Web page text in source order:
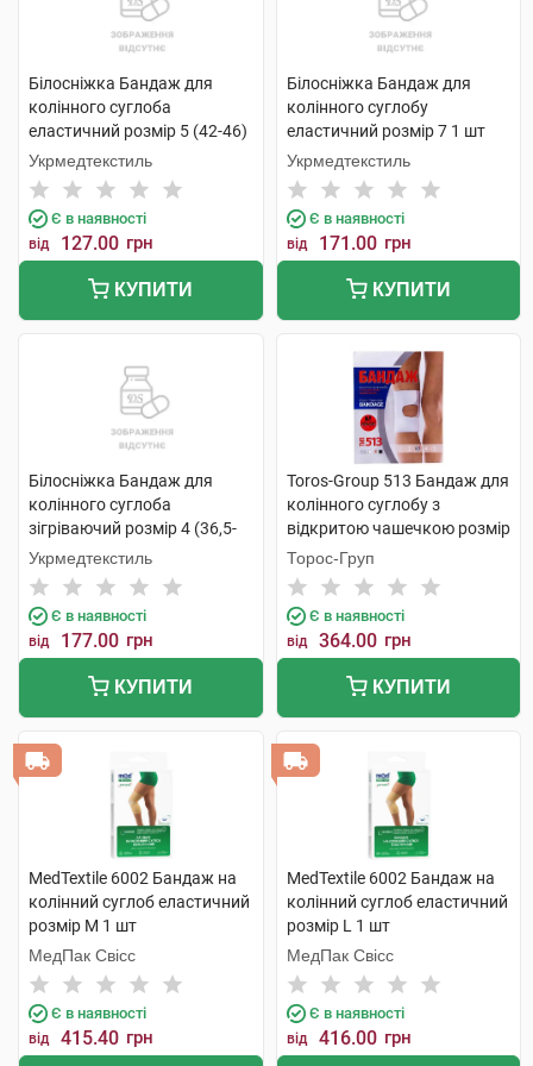
Білосніжка Бандаж для
колінного суглоба
еластичний розмір 5 (42-46)
1 шт
Укрмедтекстиль
Є в наявності
від 127.00 грн
КУПИТИ
Білосніжка Бандаж для
колінного суглобу
еластичний розмір 7 1 шт
Укрмедтекстиль
Є в наявності
від 171.00 грн
КУПИТИ
Білосніжка Бандаж для
колінного суглоба
зігріваючий розмір 4 (36,5-
39) 1 шт
Укрмедтекстиль
Є в наявності
від 177.00 грн
КУПИТИ
Toros-Group 513 Бандаж для
колінного суглобу з
відкритою чашечкою розмір
3 бежевий 1 шт
Торос-Груп
Є в наявності
від 364.00 грн
КУПИТИ
MedTextile 6002 Бандаж на
колінний суглоб еластичний
розмір M 1 шт
МедПак Свісс
Є в наявності
від 415.40 грн
MedTextile 6002 Бандаж на
колінний суглоб еластичний
розмір L 1 шт
МедПак Свісс
Є в наявності
від 416.00 грн